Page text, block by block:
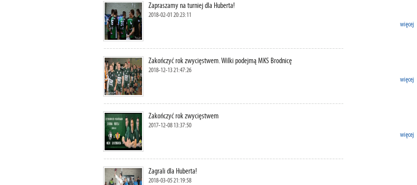
Zapraszamy na turniej dla Huberta!
2018-02-01 20:23:11
więcej
Zakończyć rok zwycięstwem. Wilki podejmą MKS Brodnicę
2018-12-13 21:47:26
więcej
Zakończyć rok zwycięstwem
2017-12-08 13:37:50
więcej
Zagrali dla Huberta!
2018-03-05 21:19:58